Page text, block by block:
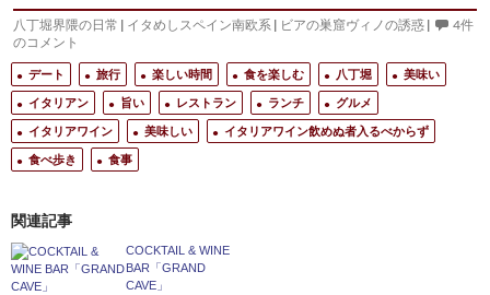
八丁堀界隈の日常 | イタめしスペイン南欧系 | ビアの巣窟ヴィノの誘惑 |
4件
のコメント
デート 旅行 楽しい時間 食を楽しむ 八丁堀
美味い
イタリアン
旨い レストラン ランチ
グルメ
イタリアワイン
美味しい
イタリアワイン飲めぬ者入るべからず
食べ歩き
食事
関連記事
COCKTAIL & WINE
BAR「GRAND
CAVE」